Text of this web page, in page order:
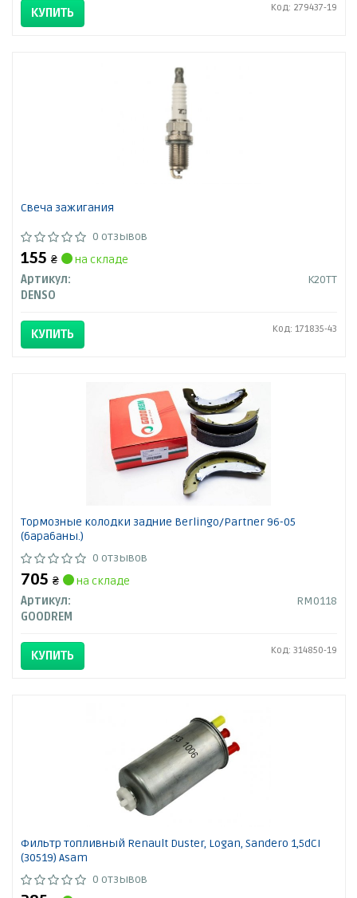
КУПИТЬ Код: 279437-19
Свеча зажигания
0 отзывов
155 ₴
на складе
Артикул:
K20TT
DENSO
КУПИТЬ Код: 171835-43
Тормозные колодки задние Berlingo/Partner 96-05
(барабаны.)
0 отзывов
705 ₴
на складе
Артикул:
RM0118
GOODREM
КУПИТЬ Код: 314850-19
Фильтр топливный Renault Duster, Logan, Sandero 1,5dCI
(30519) Asam
0 отзывов